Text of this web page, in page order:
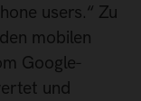
users.“ Zu
mobilen
Google-
und